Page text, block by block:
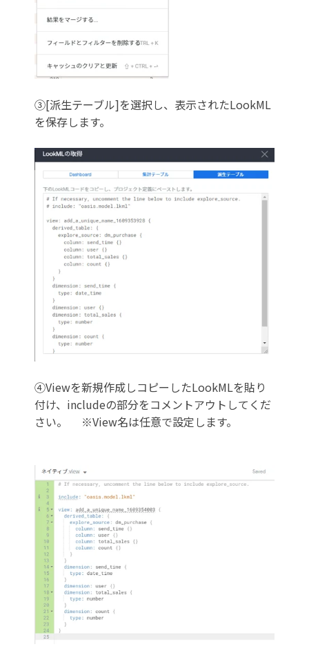
③[派生テーブル]を選択し、表示されたLookML
を保存します。
④Viewを新規作成しコピーしたLookMLを貼り
付け、includeの部分をコメントアウトしてくだ
さい。 ※View名は任意で設定します。